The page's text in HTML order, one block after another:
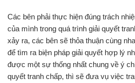
Các bên phải thực hiện đúng trách
của mình trong quá trình giải quyết
xảy ra, các bên sẽ thỏa thuận cùng
để tìm ra biện pháp giải quyết hợp lý
được một sự thống nhất chung về ý
quyết tranh chấp, thì sẽ đưa vụ việc